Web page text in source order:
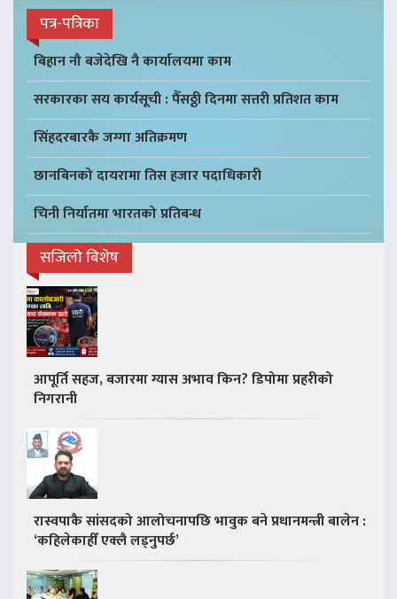
पत्र-पत्रिका
बिहान नौ बजेदेखि नै कार्यालयमा काम
सरकारका सय कार्यसूची : पैँसठ्ठी दिनमा सत्तरी प्रतिशत काम
सिंहदरबारकै जग्गा अतिक्रमण
छानबिनको दायरामा तिस हजार पदाधिकारी
चिनी निर्यातमा भारतको प्रतिबन्ध
सजिलो बिशेष
आपूर्ति सहज, बजारमा ग्यास अभाव किन? डिपोमा प्रहरीको
निगरानी
रास्वपाकै सांसदको आलोचनापछि भावुक बने प्रधानमन्त्री बालेन :
‘कहिलेकाहीँ एक्लै लड्नुपर्छ’